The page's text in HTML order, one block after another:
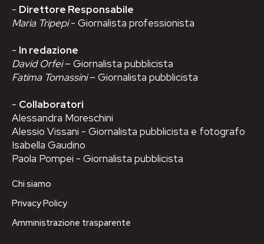
- Direttore Responsabile
Maria Tripepi- Giornalista professionista
- In redazione
David Orfei– Giornalista pubblicista
Fatima Tomassini– Giornalista pubblicista
- Collaboratori
Alessandra Moreschini
Alessio Vissani - Giornalista pubblicista e fotografo
Isabella Gaudino
Paola Pompei - Giornalista pubblicista
Chi siamo
Privacy Policy
Amministrazione trasparente